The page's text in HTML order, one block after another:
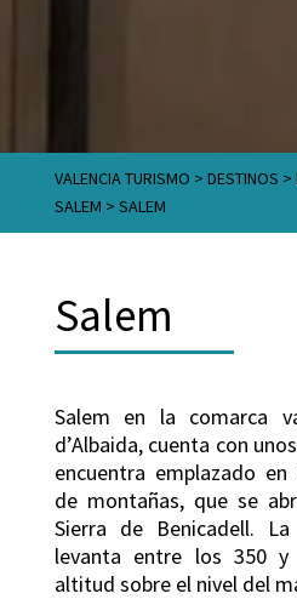
VALENCIA TURISMO > DESTINOS >
SALEM > SALEM
Salem
Salem en la comarca
d’Albaida, cuenta con
encuentra emplazado
de montañas, que se
Sierra de Benicadell.
levanta entre los 350
altitud sobre el nivel del